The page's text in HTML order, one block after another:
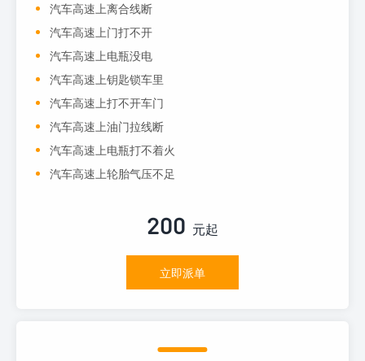
汽车高速上离合线断
汽车高速上门打不开
汽车高速上电瓶没电
汽车高速上钥匙锁车里
汽车高速上打不开车门
汽车高速上油门拉线断
汽车高速上电瓶打不着火
汽车高速上轮胎气压不足
200 元起
立即派单